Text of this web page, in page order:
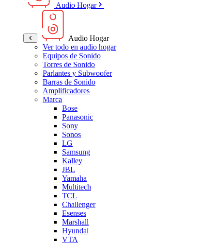
Audio Hogar
Audio Hogar
Ver todo en audio hogar
Equipos de Sonido
Torres de Sonido
Parlantes y Subwoofer
Barras de Sonido
Amplificadores
Marca
Bose
Panasonic
Sony
Sonos
LG
Samsung
Kalley
JBL
Yamaha
Multitech
TCL
Challenger
Esenses
Marshall
Hyundai
VTA